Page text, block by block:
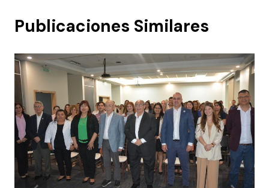
Publicaciones Similares